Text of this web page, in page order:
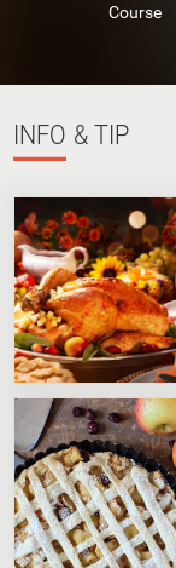
Course
INFO & TIP